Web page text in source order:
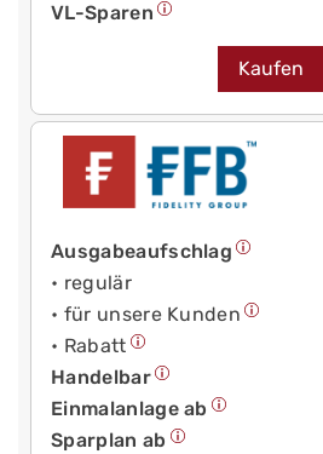
VL-Sparen
Kaufen
Ausgabeaufschlag
• regulär
• für unsere Kunden
• Rabatt
Handelbar
Einmalanlage ab
Sparplan ab